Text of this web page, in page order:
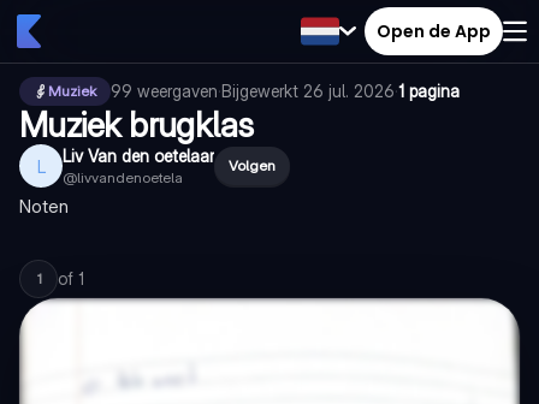
Open de App
Muziek 99 weergaven·Bijgewerkt 26 jul. 2026·1 pagina
Muziek brugklas
L Liv Van den oetelaar
@livvandenoetela
Volgen
Noten
1 of 1